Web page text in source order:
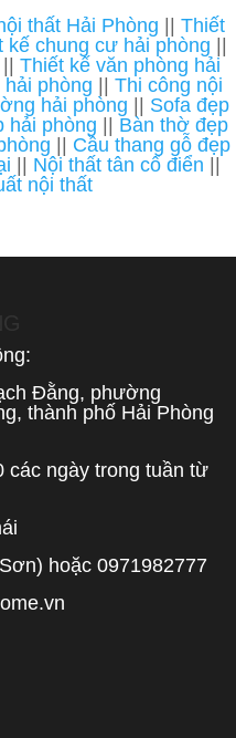
thất Hải Phòng
Thiết
kế chung cư hải phòng
Thiết kế văn phòng hải
phòng
Thi công nội
hải phòng
Sofa đẹp
hải phòng
Bàn thờ đẹp
Cầu thang gỗ đẹp
Nội thất tân cổ điển
nội thất
Đằng, phường
thành phố Hải Phòng
các ngày trong tuần từ
hoặc 0971982777